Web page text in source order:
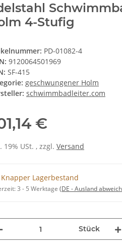
4-Stufig
PD-01082-4
9120064501969
SF-415
geschwungener Holm
schwimmbadleiter.com
€
19% USt. , zzgl. Versand
Knapper Lagerbestand
3 - 5 Werktage (DE - Ausland
Stück